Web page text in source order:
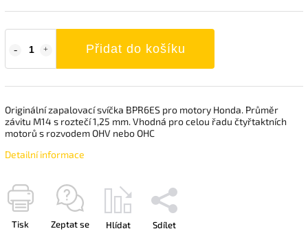
Přidat do košíku
Originální zapalovací svíčka BPR6ES pro motory Honda. Průměr
závitu M14 s roztečí 1,25 mm.Vhodná pro celou řadu čtyřtaktních
motorů s rozvodem OHV nebo OHC
Detailní informace
Tisk Zeptat se Hlídat Sdílet